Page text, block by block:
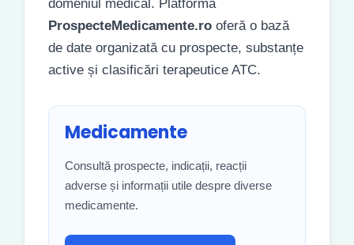
domeniul medical. Platforma
ProspecteMedicamente.ro oferă o bază
de date organizată cu prospecte, substanțe
active și clasificări terapeutice ATC.
Medicamente
Consultă prospecte, indicații, reacții
adverse și informații utile despre diverse
medicamente.